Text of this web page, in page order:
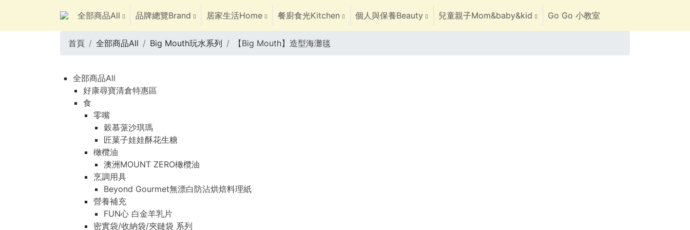
全部商品All 品牌總覽Brand 居家生活Home 餐廚食光Kitchen 個人與保養Beauty 兒童親子Mom&baby&kid Go Go 小教室
首頁 全部商品All Big Mouth玩水系列 【Big Mouth】造型海灘毯
全部商品All
好康尋寶清倉特惠區
食
零嘴
穀慕蒎沙琪瑪
匠菓子娃娃酥花生糖
橄欖油
澳洲MOUNT ZERO橄欖油
烹調用具
Beyond Gourmet無漂白防沾烘焙料理紙
營養補充
FUN心 白金羊乳片
密實袋/收納袋/夾鏈袋 系列